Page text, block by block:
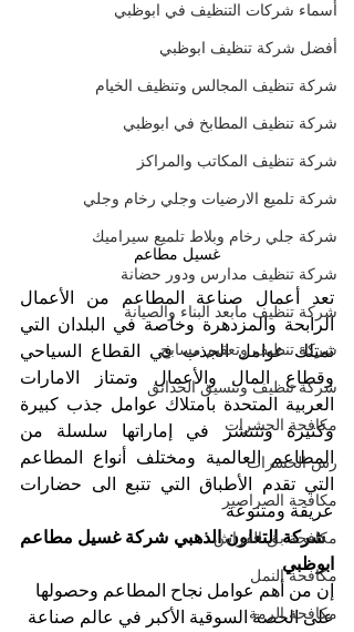
أسماء شركات التنظيف في ابوظبي
أفضل شركة تنظيف ابوظبي
شركة تنظيف المجالس وتنظيف الخيام
شركة تنظيف المطابخ في ابوظبي
شركة تنظيف المكاتب والمراكز
شركة تلميع الارضيات وجلي رخام وجلي
شركة جلي رخام وبلاط تلميع سيراميك
شركة تنظيف مدارس ودور حضانة
شركة تنظيف مابعد البناء والصيانة
شركة تنظيف وتعقيم مسابح
شركة تنظيف وتنسيق الحدائق
مكافحة الحشرات
رش الحشرات
مكافحة الصراصير
مكافحة بق الفراش
مكافحة النمل
مكافحة الرمة
غسيل مطاعم
عريقة ومتنوعة
ابوظبي
إن من أهم عوامل نجاح المطاعم وحصولها
على الحصة السوقية الأكبر في عالم صناعة